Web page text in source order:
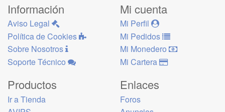
Información
Aviso Legal
Política de Cookies
Sobre Nosotros
Soporte Técnico
Mi cuenta
Mi Perfil
Mi Pedidos
Mi Monedero
Mi Cartera
Productos
Ir a Tienda
Enlaces
Foros